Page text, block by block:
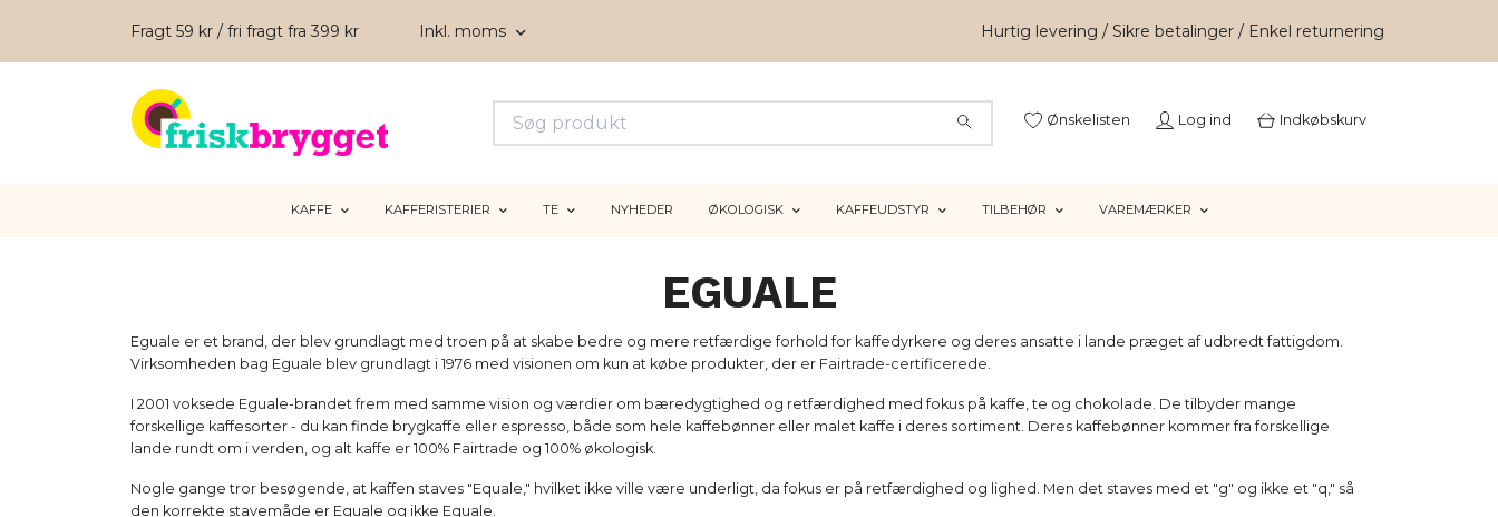
Fragt 59 kr / fri fragt fra 399 kr Inkl. moms Hurtig levering / Sikre betalinger / Enkel returnering
Ønskelisten Log ind Indkøbskurv
KAFFE KAFFERISTERIER TE NYHEDER ØKOLOGISK KAFFEUDSTYR TILBEHØR VAREMÆRKER
EGUALE
Eguale er et brand, der blev grundlagt med troen på at skabe bedre og mere retfærdige forhold for kaffedyrkere og deres ansatte i lande præget af udbredt fattigdom.
Virksomheden bag Eguale blev grundlagt i 1976 med visionen om kun at købe produkter, der er Fairtrade-certificerede.
I 2001 voksede Eguale-brandet frem med samme vision og værdier om bæredygtighed og retfærdighed med fokus på kaffe, te og chokolade. De tilbyder mange
forskellige kaffesorter - du kan finde brygkaffe eller espresso, både som hele kaffebønner eller malet kaffe i deres sortiment. Deres kaffebønner kommer fra forskellige
lande rundt om i verden, og alt kaffe er 100% Fairtrade og 100% økologisk.
Nogle gange tror besøgende, at kaffen staves "Equale," hvilket ikke ville være underligt, da fokus er på retfærdighed og lighed. Men det staves med et "g" og ikke et "q," så
den korrekte stavemåde er Eguale og ikke Equale.